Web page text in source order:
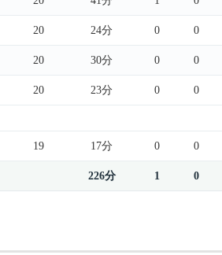
20 24分 0 0
20 30分 0 0
20 23分 0 0
19 17分 0 0
226分 1 0